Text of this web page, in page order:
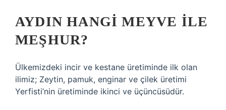
AYDIN HANGI MEYVE ILE
MEŞHUR?
Ülkemizdeki incir ve kestane üretiminde ilk olan
ilimiz; Zeytin, pamuk, enginar ve çilek üretimi
Yerfisti’nin üretiminde ikinci ve üçüncüsüdür.